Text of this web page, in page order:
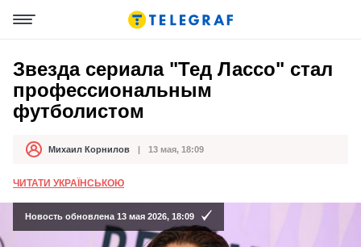
Звезда сериала "Тед Лассо" стал
профессиональным
футболистом
АвторМихаил Корнилов
Дата публикации 13 мая, 18:09
ЧИТАТИ УКРАЇНСЬКОЮ
Новость обновлена 13 мая 2026, 18:09